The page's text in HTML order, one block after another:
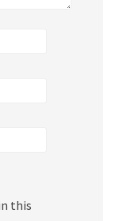
this